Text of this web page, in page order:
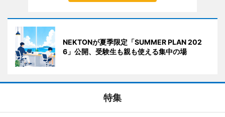
NEKTONが夏季限定「SUMMER PLAN 202
6」公開、受験生も親も使える集中の場
特集